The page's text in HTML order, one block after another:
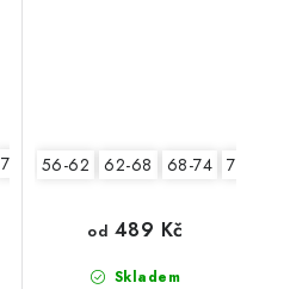
74-80 80-86
56-62 62-68 68-74 74-80
Skladem
od 489 Kč